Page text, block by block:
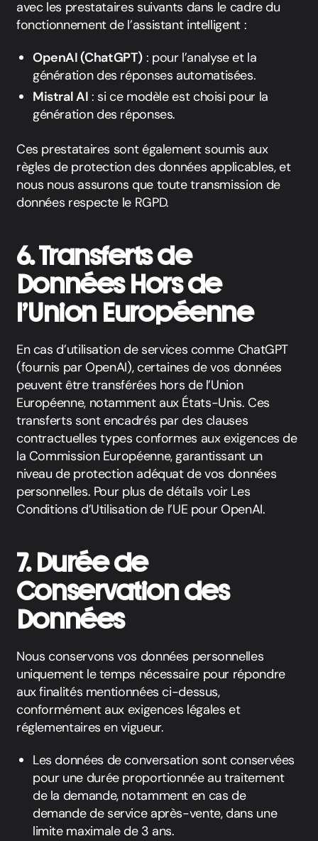
avec les prestataires suivants dans le cadre du
fonctionnement de l’assistant intelligent :
OpenAI (ChatGPT) : pour l’analyse et la
génération des réponses automatisées.
Mistral AI : si ce modèle est choisi pour la
génération des réponses.
Ces prestataires sont également soumis aux
règles de protection des données applicables, et
nous nous assurons que toute transmission de
données respecte le RGPD.
6. Transferts de
Données Hors de
l’Union Européenne
En cas d’utilisation de services comme ChatGPT
(fournis par OpenAI), certaines de vos données
peuvent être transférées hors de l’Union
Européenne, notamment aux États-Unis. Ces
transferts sont encadrés par des clauses
contractuelles types conformes aux exigences de
la Commission Européenne, garantissant un
niveau de protection adéquat de vos données
personnelles. Pour plus de détails voir Les
Conditions d’Utilisation de l’UE pour OpenAI.
7. Durée de
Conservation des
Données
Nous conservons vos données personnelles
uniquement le temps nécessaire pour répondre
aux finalités mentionnées ci-dessus,
conformément aux exigences légales et
réglementaires en vigueur.
Les données de conversation sont conservées
pour une durée proportionnée au traitement
de la demande, notamment en cas de
demande de service après-vente, dans une
limite maximale de 3 ans.